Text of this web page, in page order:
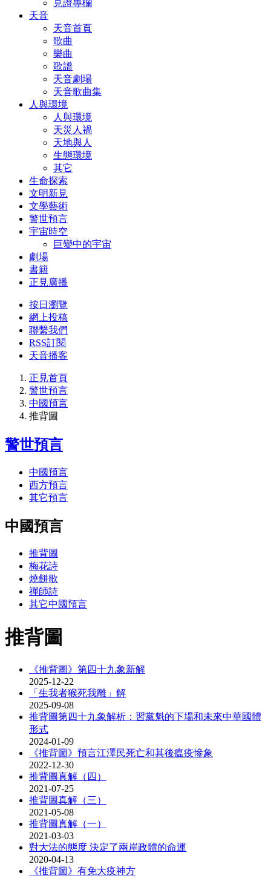
見證專欄
天音
天音首頁
歌曲
樂曲
歌譜
天音劇場
天音歌曲集
人與環境
人與環境
天災人禍
天地與人
生態環境
其它
生命探索
文明新見
文學藝術
警世預言
宇宙時空
巨變中的宇宙
劇場
書籍
正見廣播
按日瀏覽
網上投稿
聯繫我們
RSS訂閱
天音播客
正見首頁
警世預言
中國預言
推背圖
警世預言
中國預言
西方預言
其它預言
中國預言
推背圖
梅花詩
燒餅歌
禪師詩
其它中國預言
推背圖
《推背圖》第四十九象新解
2025-12-22
「生我者猴死我雕」解
2025-09-08
推背圖第四十九象解析：習黨魁的下場和未來中華國體
形式
2024-01-09
《推背圖》預言江澤民死亡和其後瘟疫慘象
2022-12-30
推背圖真解（四）
2021-07-25
推背圖真解（三）
2021-05-08
推背圖真解（一）
2021-03-03
對大法的態度 決定了兩岸政體的命運
2020-04-13
《推背圖》有免大疫神方